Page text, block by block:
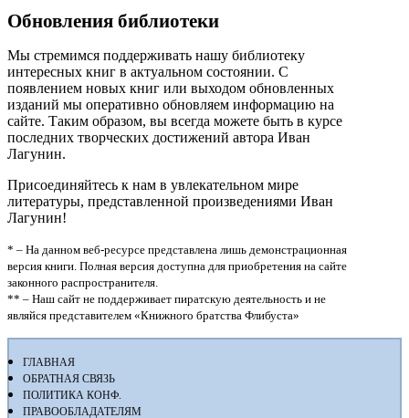
Обновления библиотеки
Мы стремимся поддерживать нашу библиотеку
интересных книг в актуальном состоянии. С
появлением новых книг или выходом обновленных
изданий мы оперативно обновляем информацию на
сайте. Таким образом, вы всегда можете быть в курсе
последних творческих достижений автора Иван
Лагунин.
Присоединяйтесь к нам в увлекательном мире
литературы, представленной произведениями Иван
Лагунин!
* – На данном веб-ресурсе представлена лишь демонстрационная
версия книги. Полная версия доступна для приобретения на сайте
законного распространителя.
** – Наш сайт не поддерживает пиратскую деятельность и не
являйся представителем «Книжного братства Флибуста»
ГЛАВНАЯ
ОБРАТНАЯ СВЯЗЬ
ПОЛИТИКА КОНФ.
ПРАВООБЛАДАТЕЛЯМ